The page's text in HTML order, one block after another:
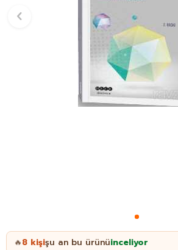
🔥8 kişişu an bu ürünüinceliyor